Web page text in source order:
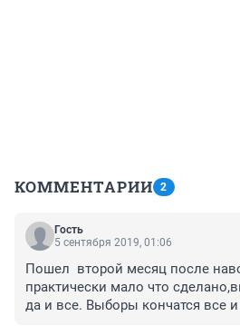
КОММЕНТАРИИ 2
Гость
5 сентября 2019, 01:06
Пошел  второй месяц после
практически мало что
да и все. Выборы кончатся все и